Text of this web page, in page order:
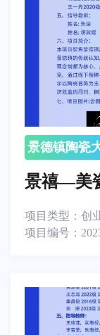
景德镇陶瓷
景禧—美
项目类型： 创
项目编号：